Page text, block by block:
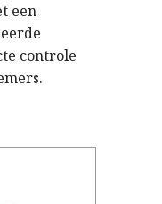
een
controle